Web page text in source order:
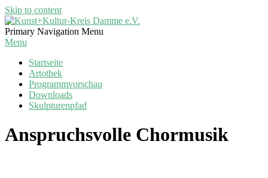
Skip to content
Kunst+Kultur-
Kreis
Primary Navigation Menu
Menu
Startseite
Artothek
Programmvorschau
Downloads
Skulpturenpfad
Anspruchsvolle Chormusik